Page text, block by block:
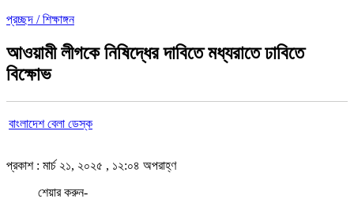
প্রচ্ছদ /শিক্ষাঙ্গন
আওয়ামী লীগকে নিষিদ্ধের দাবিতে মধ্যরাতে ঢাবিতে
বিক্ষোভ
বাংলাদেশ বেলা ডেস্ক
প্রকাশ : মার্চ ২১, ২০২৫ , ১২:০৪ অপরাহ্ণ
শেয়ার করুন-